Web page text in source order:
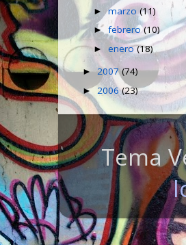
►marzo(11)
►febrero(10)
►enero(18)
►2007(74)
► 2006(23)
Tema